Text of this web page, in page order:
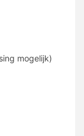
mogelijk)